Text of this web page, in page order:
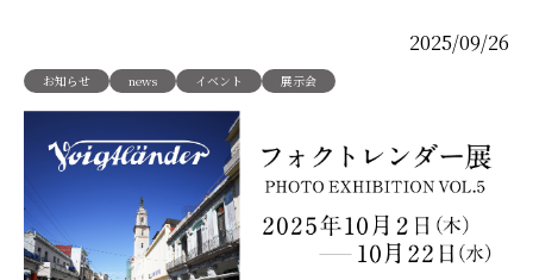
2025/09/26
お知らせ news イベント 展示会